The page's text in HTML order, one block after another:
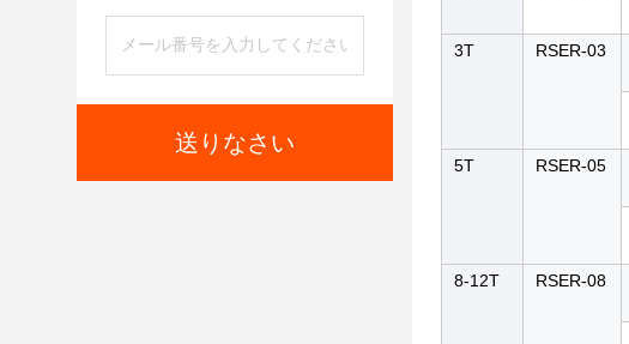
送りなさい
3T RSER-03
5T RSER-05
8-12T RSER-08